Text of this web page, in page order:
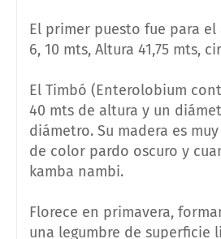
El primer puesto fue para
6, 10 mts, Altura 41,75 mts,
El Timbó (Enterolobium
40 mts de altura y un
diámetro. Su madera es
de color pardo oscuro y
kamba nambi.
Florece en primavera,
una legumbre de superficie